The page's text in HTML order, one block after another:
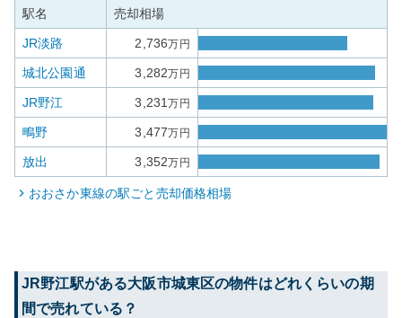
駅名 売却相場
JR淡路 2,736万円
城北公園通 3,282万円
JR野江 3,231万円
鴫野 3,477万円
放出 3,352万円
おおさか東線の駅ごと売却価格相場
JR野江駅がある大阪市城東区の物件はどれくらいの期
間で売れている？